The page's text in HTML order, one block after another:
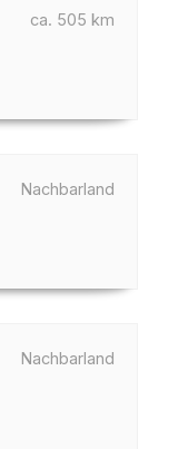
ca. 505 km
Nachbarland
Nachbarland